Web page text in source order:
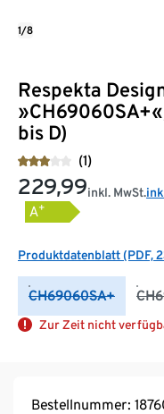
Respekta
bis D)
(1)
229,99inkl. MwSt.
A+
Produktdatenblatt (PDF,
CH69060SA+
Zur Zeit nicht
1/8
Bestellnummer: